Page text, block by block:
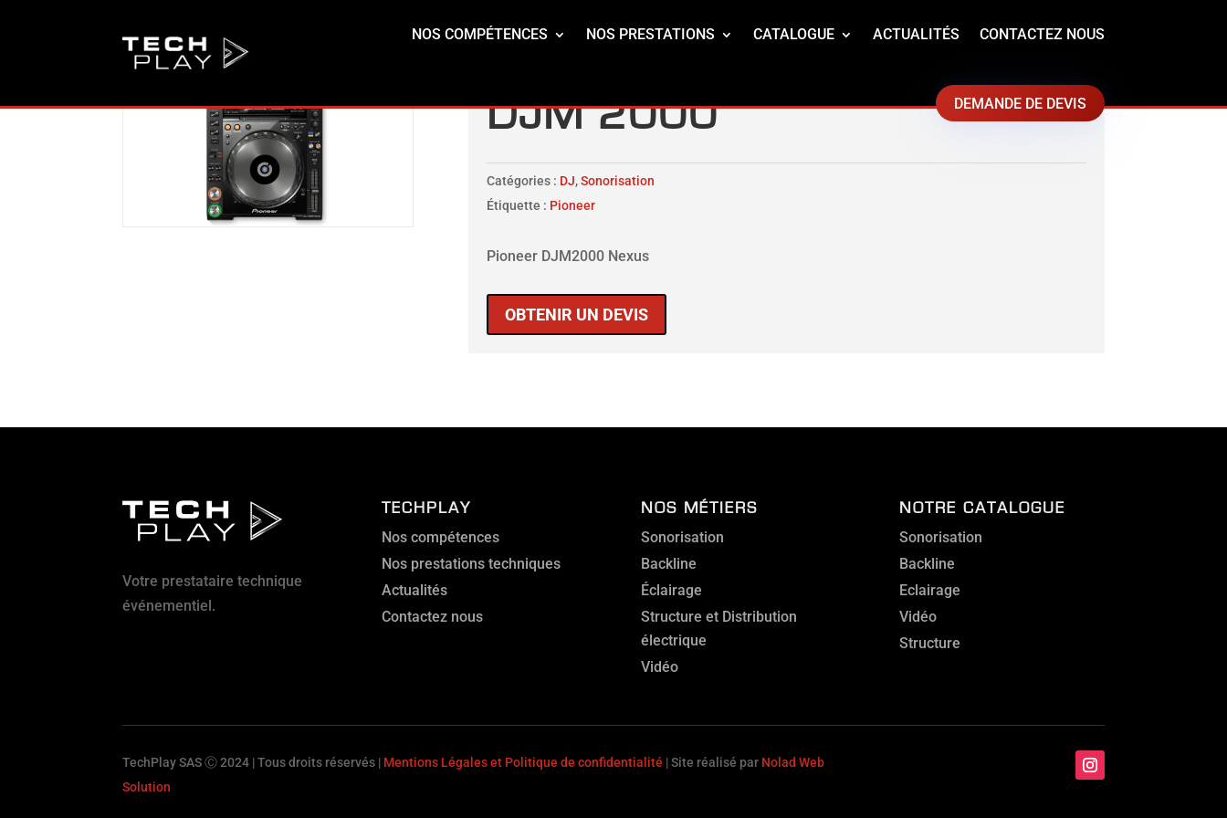
NOS COMPÉTENCES NOS PRESTATIONS CATALOGUE ACTUALITÉS CONTACTEZ NOUS
DEMANDE DE DEVIS
DJM 2000
Catégories : DJ,Sonorisation
Étiquette : Pioneer
Pioneer DJM2000 Nexus
OBTENIR UN DEVIS
Votre prestataire technique
événementiel.
TECHPLAY
Nos compétences
Nos prestations techniques
Actualités
Contactez nous
NOS MÉTIERS
Sonorisation
Backline
Éclairage
Structure et Distribution
électrique
Vidéo
NOTRE CATALOGUE
Sonorisation
Backline
Eclairage
Vidéo
Structure
TechPlay SAS Ⓒ 2024 | Tous droits réservés | Mentions Légales et Politique de confidentialité | Site réalisé par Nolad Web
Solution